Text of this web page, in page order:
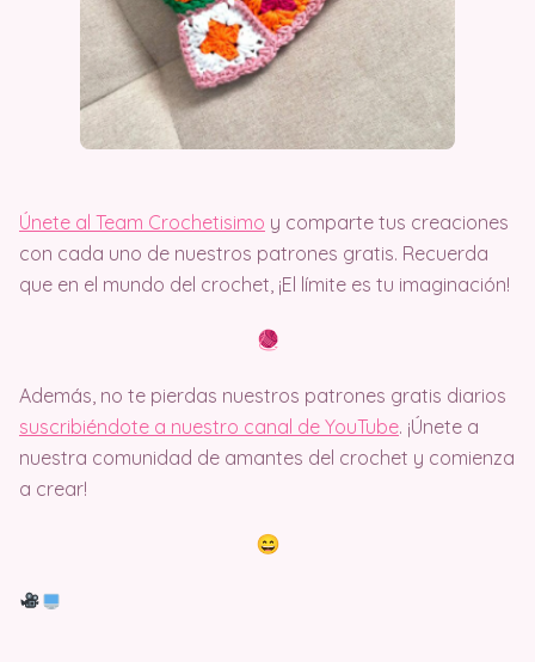
Únete al Team Crochetisimo y comparte tus creaciones
con cada uno de nuestros patrones gratis. Recuerda
que en el mundo del crochet, ¡El límite es tu imaginación!
Además, no te pierdas nuestros patrones gratis diarios
suscribiéndote a nuestro canal de YouTube. ¡Únete a
nuestra comunidad de amantes del crochet y comienza
a crear!